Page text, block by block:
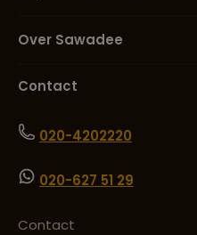
Over Sawadee
Contact
020-4202220
020-627 51 29
Contact